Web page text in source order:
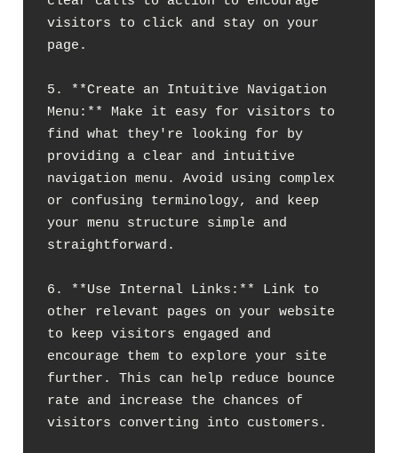
visitors to click and stay on your
page.
5. **Create an Intuitive Navigation
Menu:** Make it easy for visitors to
find what they're looking for by
providing a clear and intuitive
navigation menu. Avoid using complex
or confusing terminology, and keep
your menu structure simple and
straightforward.
6. **Use Internal Links:** Link to
other relevant pages on your website
to keep visitors engaged and
encourage them to explore your site
further. This can help reduce bounce
rate and increase the chances of
visitors converting into customers.